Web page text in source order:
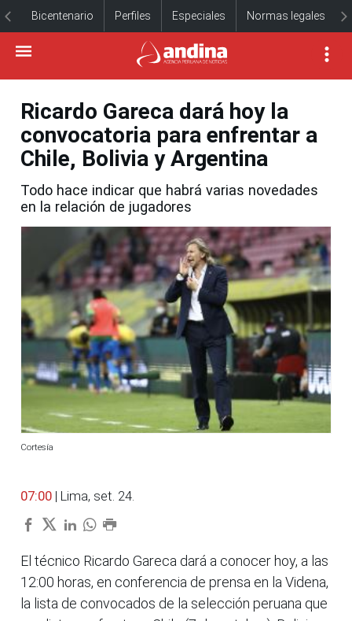
Bicentenario Perfiles Especiales Normas legales
Ricardo Gareca dará hoy la
convocatoria para enfrentar a
Chile, Bolivia y Argentina
Todo hace indicar que habrá varias novedades
en la relación de jugadores
Cortesía
07:00 | Lima, set. 24.
El técnico Ricardo Gareca dará a conocer hoy, a las
12:00 horas, en conferencia de prensa en la Videna,
la lista de convocados de la selección peruana que